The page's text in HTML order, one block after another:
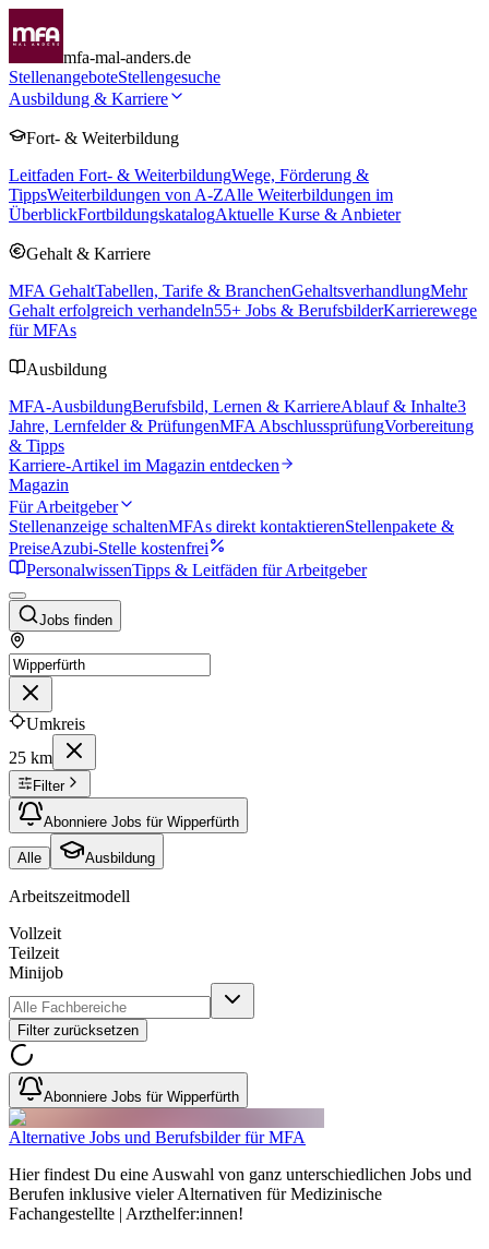
mfa-mal-anders.de
StellenangeboteStellengesuche
Ausbildung & Karriere
Fort- & Weiterbildung
Leitfaden Fort- & WeiterbildungWege, Förderung &
TippsWeiterbildungen von A-ZAlle Weiterbildungen im
ÜberblickFortbildungskatalogAktuelle Kurse & Anbieter
Gehalt & Karriere
MFA GehaltTabellen, Tarife & BranchenGehaltsverhandlungMehr
Gehalt erfolgreich verhandeln55+ Jobs & BerufsbilderKarrierewege
für MFAs
Ausbildung
MFA-AusbildungBerufsbild, Lernen & KarriereAblauf & Inhalte3
Jahre, Lernfelder & PrüfungenMFA AbschlussprüfungVorbereitung
& Tipps
Karriere-Artikel im Magazin entdecken
Magazin
Für Arbeitgeber
Stellenanzeige schaltenMFAs direkt kontaktierenStellenpakete &
PreiseAzubi-Stelle kostenfrei
PersonalwissenTipps & Leitfäden für Arbeitgeber
Jobs finden
Umkreis
25 km
Filter
Abonniere Jobs für Wipperfürth
Alle Ausbildung
Arbeitszeitmodell
Vollzeit
Teilzeit
Minijob
Filter zurücksetzen
Abonniere Jobs für Wipperfürth
Alternative Jobs und Berufsbilder für MFA
Hier findest Du eine Auswahl von ganz unterschiedlichen Jobs und
Berufen inklusive vieler Alternativen für Medizinische
Fachangestellte | Arzthelfer:innen!